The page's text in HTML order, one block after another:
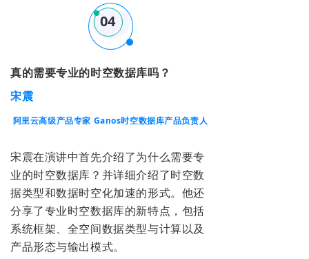
04
真的需要专业的时空数据库吗？
宋震
阿里云高级产品专家 Ganos时空数据库产品负责人
宋震在演讲中首先介绍了为什么需要专
业的时空数据库？并详细介绍了时空数
据类型和数据时空化加速的形式。他还
分享了专业时空数据库的新特点， 包括
系统框架、全空间数据类型与计算以及
产品形态与输出模式。